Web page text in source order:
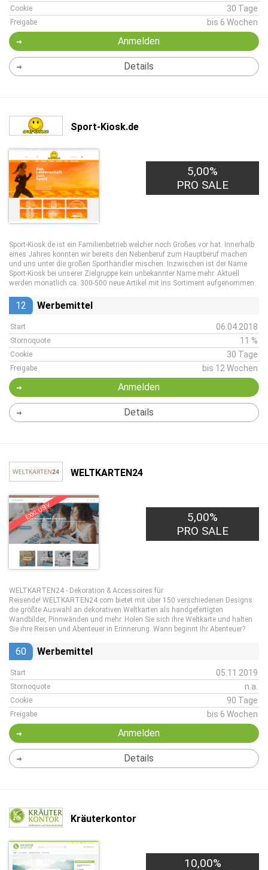
Cookie 30 Tage
Freigabe bis 6 Wochen
Anmelden
Details
Sport-Kiosk.de
5,00%
PRO SALE
Sport-Kiosk.de ist ein Familienbetrieb welcher noch Großes vor hat. Innerhalb
eines Jahres konnten wir bereits den Nebenberuf zum Hauptberuf machen
und uns unter die großen Sporthändler mischen. Inzwischen ist der Name
Sport-Kiosk bei unserer Zielgruppe kein unbekannter Name mehr. Aktuell
werden monatlich ca. 300-500 neue Artikel mit ins Sortiment aufgenommen.
12 Werbemittel
Start 06.04.2018
Stornoquote 11 %
Cookie 30 Tage
Freigabe bis 12 Wochen
Anmelden
Details
WELTKARTEN24
EXKLUSIV
5,00%
PRO SALE
WELTKARTEN24 - Dekoration & Accessoires für
Reisende! WELTKARTEN24.com bietet mit über 150 verschiedenen Designs
die größte Auswahl an dekorativen Weltkarten als handgefertigten
Wandbilder, Pinnwänden und mehr. Holen Sie sich ihre Weltkarte und halten
Sie ihre Reisen und Abenteuer in Erinnerung. Wann beginnt Ihr Abenteuer?
60 Werbemittel
Start 05.11.2019
Stornoquote n.a.
Cookie 90 Tage
Freigabe bis 6 Wochen
Anmelden
Details
Kräuterkontor
10,00%